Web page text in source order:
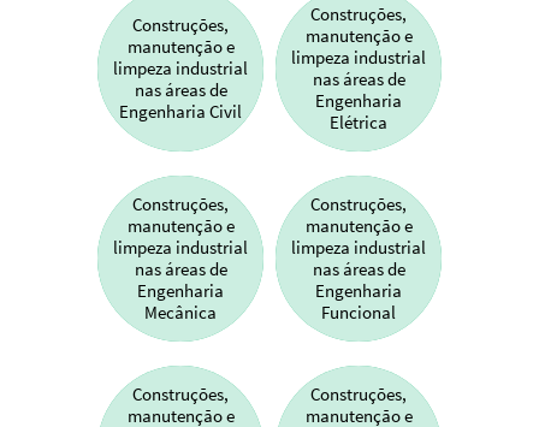
Construções,
manutenção e
limpeza industrial
nas áreas de
Engenharia Civil
Construções,
manutenção e
limpeza industrial
nas áreas de
Engenharia
Elétrica
Construções,
manutenção e
limpeza industrial
nas áreas de
Engenharia
Mecânica
Construções,
manutenção e
limpeza industrial
nas áreas de
Engenharia
Funcional
Construções,
manutenção e
Construções,
manutenção e